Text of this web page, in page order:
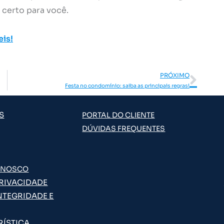
para você.
PRÓXIMO
Festa no condomínio: saiba as principais regras!
E
PORTAL DO CLIENTE
DÚVIDAS FREQUENTES